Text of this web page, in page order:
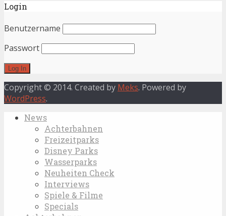
Login
Benutzername
Passwort
Copyright © 2014. Created by Meks. Powered by
WordPress.
News
Achterbahnen
Freizeitparks
Disney Parks
Wasserparks
Neuheiten Check
Interviews
Spiele & Filme
Specials